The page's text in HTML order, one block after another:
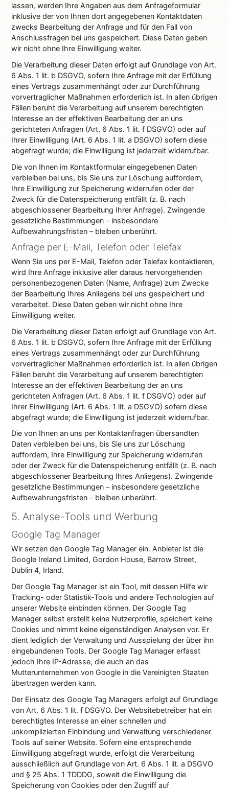
lassen, werden Ihre Angaben aus dem Anfrageformular
inklusive der von Ihnen dort angegebenen Kontaktdaten
zwecks Bearbeitung der Anfrage und für den Fall von
Anschlussfragen bei uns gespeichert. Diese Daten geben
wir nicht ohne Ihre Einwilligung weiter.
Die Verarbeitung dieser Daten erfolgt auf Grundlage von Art.
6 Abs. 1 lit. b DSGVO, sofern Ihre Anfrage mit der Erfüllung
eines Vertrags zusammenhängt oder zur Durchführung
vorvertraglicher Maßnahmen erforderlich ist. In allen übrigen
Fällen beruht die Verarbeitung auf unserem berechtigten
Interesse an der effektiven Bearbeitung der an uns
gerichteten Anfragen (Art. 6 Abs. 1 lit. f DSGVO) oder auf
Ihrer Einwilligung (Art. 6 Abs. 1 lit. a DSGVO) sofern diese
abgefragt wurde; die Einwilligung ist jederzeit widerrufbar.
Die von Ihnen im Kontaktformular eingegebenen Daten
verbleiben bei uns, bis Sie uns zur Löschung auffordern,
Ihre Einwilligung zur Speicherung widerrufen oder der
Zweck für die Datenspeicherung entfällt (z. B. nach
abgeschlossener Bearbeitung Ihrer Anfrage). Zwingende
gesetzliche Bestimmungen – insbesondere
Aufbewahrungsfristen – bleiben unberührt.
Anfrage per E-Mail, Telefon oder Telefax
Wenn Sie uns per E-Mail, Telefon oder Telefax kontaktieren,
wird Ihre Anfrage inklusive aller daraus hervorgehenden
personenbezogenen Daten (Name, Anfrage) zum Zwecke
der Bearbeitung Ihres Anliegens bei uns gespeichert und
verarbeitet. Diese Daten geben wir nicht ohne Ihre
Einwilligung weiter.
Die Verarbeitung dieser Daten erfolgt auf Grundlage von Art.
6 Abs. 1 lit. b DSGVO, sofern Ihre Anfrage mit der Erfüllung
eines Vertrags zusammenhängt oder zur Durchführung
vorvertraglicher Maßnahmen erforderlich ist. In allen übrigen
Fällen beruht die Verarbeitung auf unserem berechtigten
Interesse an der effektiven Bearbeitung der an uns
gerichteten Anfragen (Art. 6 Abs. 1 lit. f DSGVO) oder auf
Ihrer Einwilligung (Art. 6 Abs. 1 lit. a DSGVO) sofern diese
abgefragt wurde; die Einwilligung ist jederzeit widerrufbar.
Die von Ihnen an uns per Kontaktanfragen übersandten
Daten verbleiben bei uns, bis Sie uns zur Löschung
auffordern, Ihre Einwilligung zur Speicherung widerrufen
oder der Zweck für die Datenspeicherung entfällt (z. B. nach
abgeschlossener Bearbeitung Ihres Anliegens). Zwingende
gesetzliche Bestimmungen – insbesondere gesetzliche
Aufbewahrungsfristen – bleiben unberührt.
5. Analyse-Tools und Werbung
Google Tag Manager
Wir setzen den Google Tag Manager ein. Anbieter ist die
Google Ireland Limited, Gordon House, Barrow Street,
Dublin 4, Irland.
Der Google Tag Manager ist ein Tool, mit dessen Hilfe wir
Tracking- oder Statistik-Tools und andere Technologien auf
unserer Website einbinden können. Der Google Tag
Manager selbst erstellt keine Nutzerprofile, speichert keine
Cookies und nimmt keine eigenständigen Analysen vor. Er
dient lediglich der Verwaltung und Ausspielung der über ihn
eingebundenen Tools. Der Google Tag Manager erfasst
jedoch Ihre IP-Adresse, die auch an das
Mutterunternehmen von Google in die Vereinigten Staaten
übertragen werden kann.
Der Einsatz des Google Tag Managers erfolgt auf Grundlage
von Art. 6 Abs. 1 lit. f DSGVO. Der Websitebetreiber hat ein
berechtigtes Interesse an einer schnellen und
unkomplizierten Einbindung und Verwaltung verschiedener
Tools auf seiner Website. Sofern eine entsprechende
Einwilligung abgefragt wurde, erfolgt die Verarbeitung
ausschließlich auf Grundlage von Art. 6 Abs. 1 lit. a DSGVO
und § 25 Abs. 1 TDDDG, soweit die Einwilligung die
Speicherung von Cookies oder den Zugriff auf